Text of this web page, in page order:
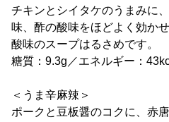
チキンとシイタケのうまみに
味、酢の酸味をほどよく効か
酸味のスープはるさめです。
糖質：9.3g／エネルギー：
＜うま辛麻辣＞
ポークと豆板醤のコクに、赤